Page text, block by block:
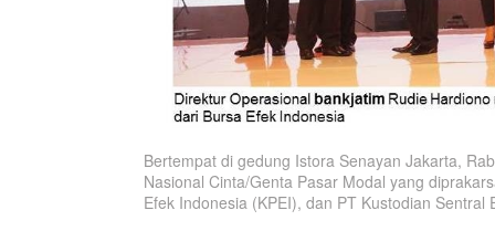
Bertempat di gedung Istora Senayan Jakarta,
Nasional Cinta/Genta Pasar Modal yang
Efek Indonesia (KPEI), dan PT Kustodian Sentral